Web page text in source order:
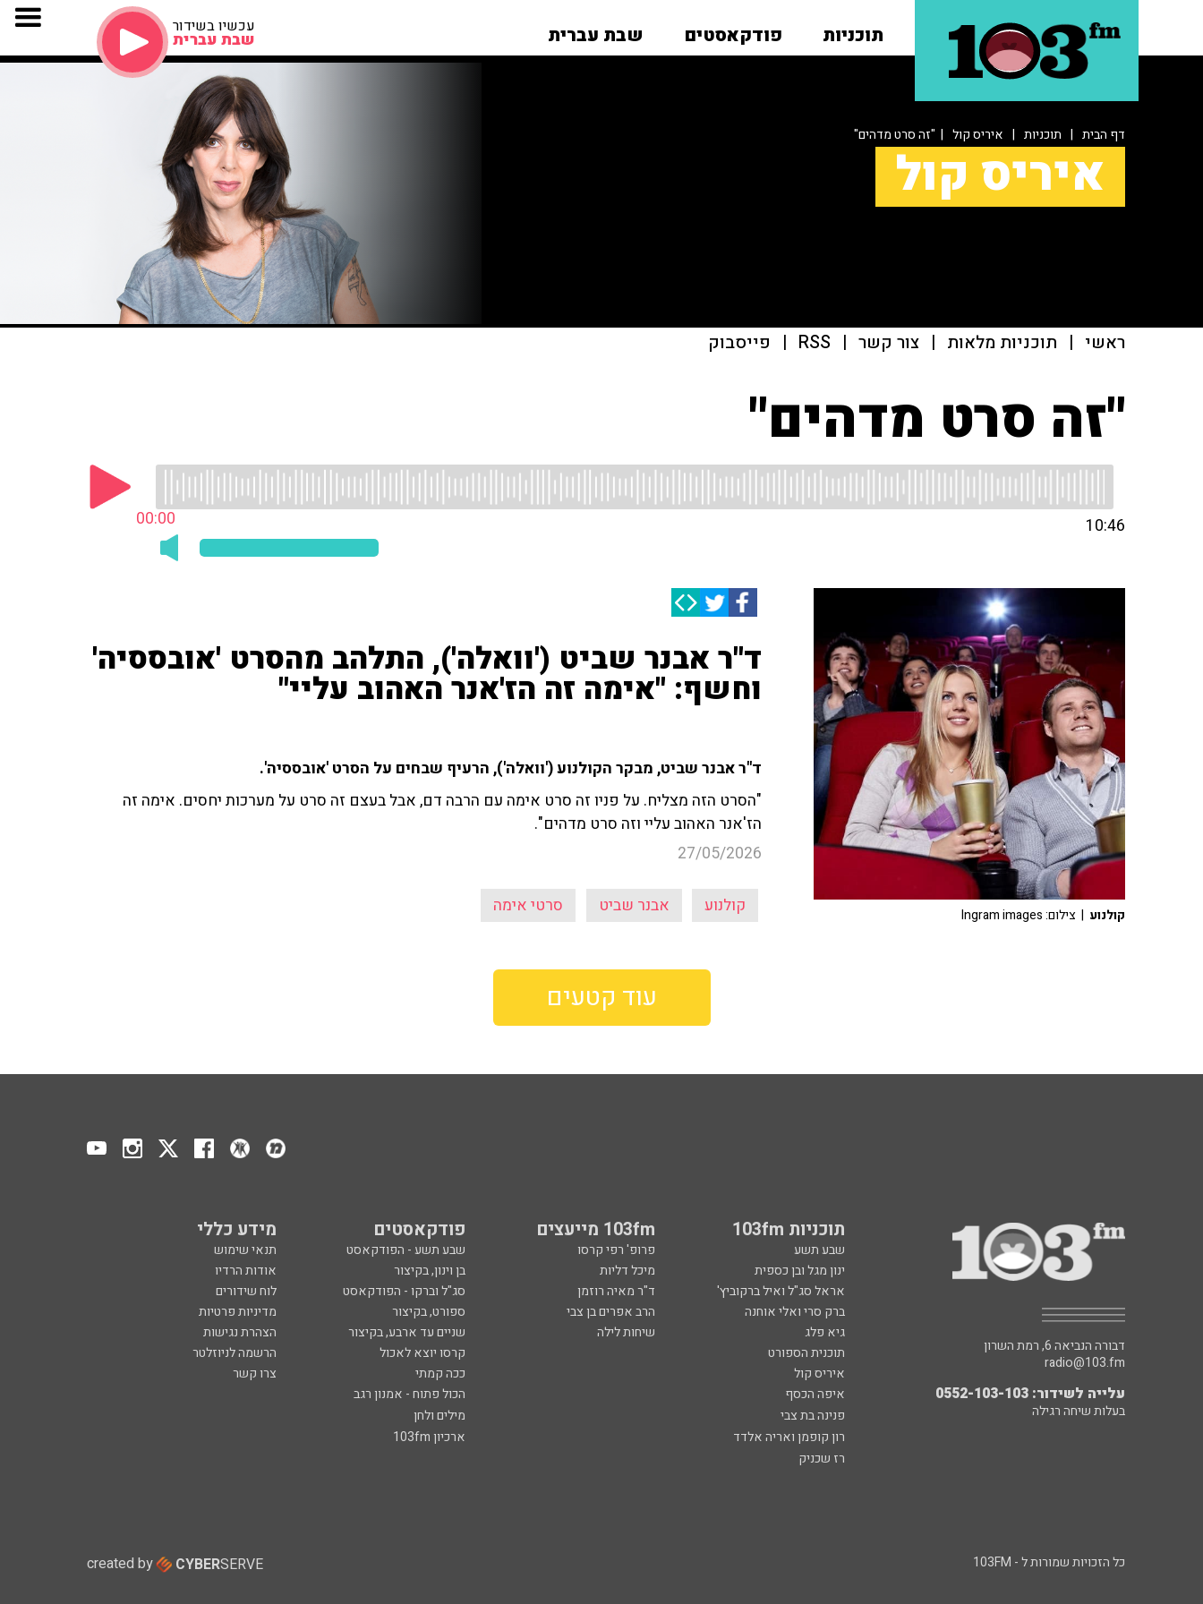
תוכניות פודקאסטים שבת עברית עכשיו בשידור
שבת עברית
דף הבית | תוכניות | איריס קול | "זה סרט מדהים"
איריס קול
ראשי | תוכניות מלאות | צור קשר |
RSS
| פייסבוק
"זה סרט מדהים"
00:00 10:46
ד"ר אבנר שביט ('וואלה'), התלהב מהסרט 'אובססיה'
וחשף: "אימה זה הז'אנר האהוב עליי"
ד"ר אבנר שביט, מבקר הקולנוע ('וואלה'), הרעיף שבחים על הסרט 'אובססיה'.
"הסרט הזה מצליח. על פניו זה סרט אימה עם הרבה דם, אבל בעצם זה סרט על מערכות יחסים. אימה זה
הז'אנר האהוב עליי וזה סרט מדהים".
27/05/2026
קולנוע אבנר שביט סרטי אימה קולנוע | צילום: Ingram images
עוד קטעים
תוכניות 103fm 103fm מייעצים פודקאסטים מידע כללי
שבע תשע פרופ' רפי קרסו שבע תשע - הפודקאסט
תנאי שימוש
ינון מגל ובן כספית
מיכל דליות בן וינון, בקיצור
אודות הרדיו
אראל סג"ל ואיל ברקוביץ'
ד"ר מאיה רוזמן סג"ל וברקו - הפודקאסט
לוח שידורים
ברק סרי ואלי אוחנה
הרב אפרים בן צבי ספורט, בקיצור
מדיניות פרטיות
גיא פלג
שיחות לילה שניים עד ארבע, בקיצור
הצהרת נגישות
תוכנית הספורט
קרסו יוצא לאכול
הרשמה לניוזלטר
איריס קול
ככה קמתי
צרו קשר
איפה הכסף
הכול פתוח - אמנון רגב
פנינה בת צבי
מילים ולחן
רון קופמן ואריה אלדד
ארכיון 103fm
רז שכניק
דבורה הנביאה 6, רמת השרון
radio@103.fm
עלייה לשידור: 0552-103-103
בעלות שיחה רגילה
כל הזכויות שמורות ל - 103FM created by CYBERSERVE